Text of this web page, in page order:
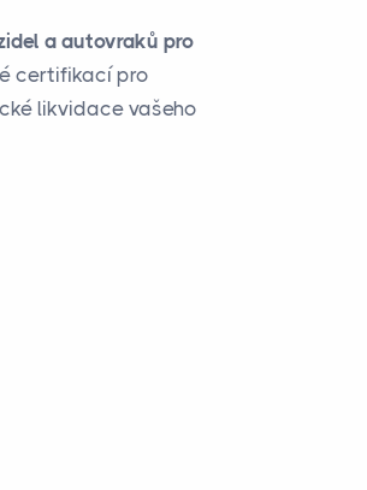
a autovraků pro
certifikací pro
likvidace vašeho